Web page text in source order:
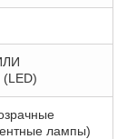
лампы)